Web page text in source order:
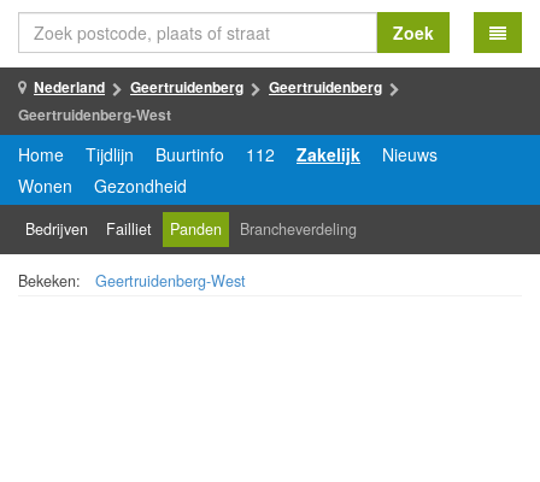
Zoek
Nederland Geertruidenberg
Geertruidenberg
Geertruidenberg-West
Home Tijdlijn Buurtinfo 112 Zakelijk
Nieuws
Wonen
Gezondheid
Bedrijven Failliet Panden Brancheverdeling
Bekeken: Geertruidenberg-West